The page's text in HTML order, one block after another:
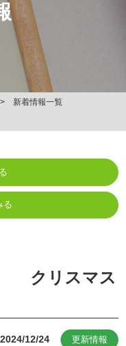
新着情報一覧
る
クリスマス
2024/12/24 更新情報